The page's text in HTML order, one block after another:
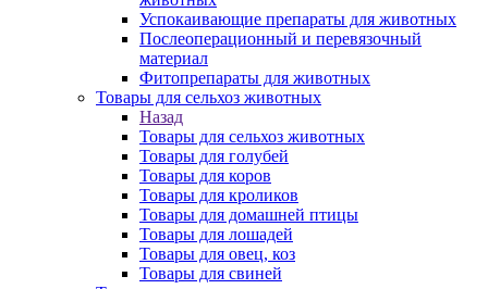
Успокаивающие препараты для животных
Послеоперационный и перевязочный
материал
Фитопрепараты для животных
Товары для сельхоз животных
Назад
Товары для сельхоз животных
Товары для голубей
Товары для коров
Товары для кроликов
Товары для домашней птицы
Товары для лошадей
Товары для овец, коз
Товары для свиней